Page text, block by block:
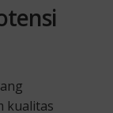
kualitas